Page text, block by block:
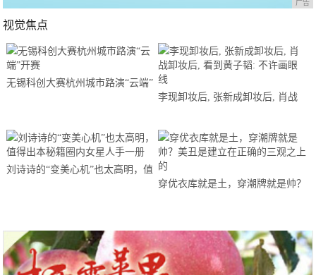
广告
视觉焦点
无锡科创大赛杭州城市路演“云端”
李现卸妆后, 张新成卸妆后, 肖战
刘诗诗的“变美心机”也太高明，值
穿优衣库就是土，穿潮牌就是帅？